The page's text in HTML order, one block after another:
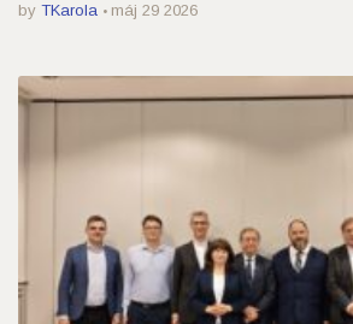
by TKarola máj 29 2026